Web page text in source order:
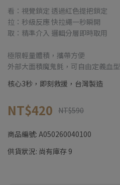
看：視覺鎖定 透過紅色提把鎖定
拉：秒級反應 快拉繩一秒瞬開
取：精準介入 邏輯分層即時取用
極限輕量體積，攜帶方便
外部大面積魔鬼氈，可自由定義血
核心3秒，即刻救援，台灣製造
NT$420 NT$590
商品編號: A050260040100
供貨狀況: 尚有庫存 9